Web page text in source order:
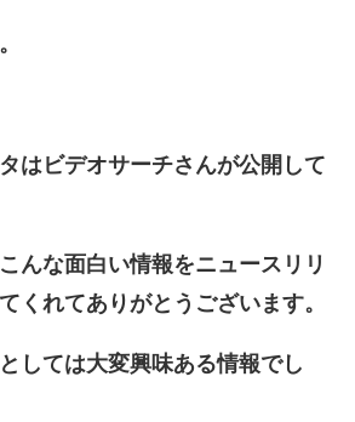
は ビデオサーチさんが公開して
んな面白い情報をニュースリリ
くれてありがとうございます。
しては大変興味ある情報でし